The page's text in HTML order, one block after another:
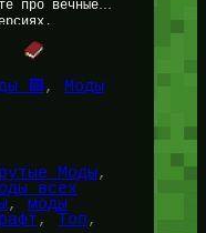
про вечные
🟩, Моды
Моды
всех
, моды
, Топ